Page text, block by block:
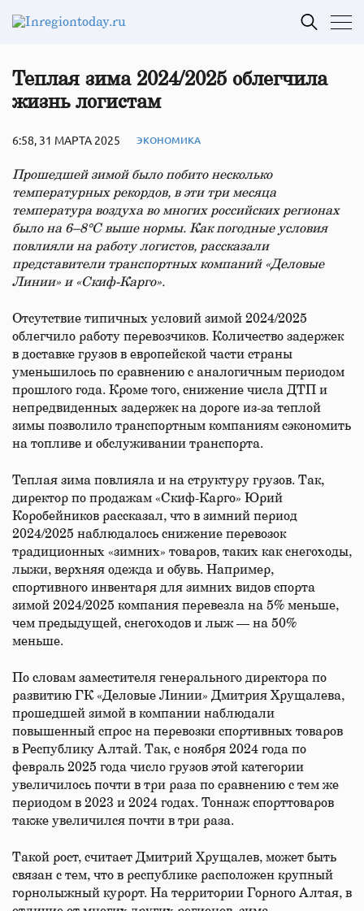
Теплая зима 2024/2025 облегчила
жизнь логистам
6:58, 31 МАРТА 2025 ЭКОНОМИКА
Прошедшей зимой было побито несколько
температурных рекордов, в эти три месяца
температура воздуха во многих российских регионах
было на 6–8°C выше нормы. Как погодные условия
повлияли на работу логистов, рассказали
представители транспортных компаний «Деловые
Линии» и «Скиф-Карго».
Отсутствие типичных условий зимой 2024/2025
облегчило работу перевозчиков. Количество задержек
в доставке грузов в европейской части страны
уменьшилось по сравнению с аналогичным периодом
прошлого года. Кроме того, снижение числа ДТП и
непредвиденных задержек на дороге из-за теплой
зимы позволило транспортным компаниям сэкономить
на топливе и обслуживании транспорта.
Теплая зима повлияла и на структуру грузов. Так,
директор по продажам «Скиф-Карго» Юрий
Коробейников рассказал, что в зимний период
2024/2025 наблюдалось снижение перевозок
традиционных «зимних» товаров, таких как снегоходы,
лыжи, верхняя одежда и обувь. Например,
спортивного инвентаря для зимних видов спорта
зимой 2024/2025 компания перевезла на 5% меньше,
чем предыдущей, снегоходов и лыж — на 50%
меньше.
По словам заместителя генерального директора по
развитию ГК «Деловые Линии» Дмитрия Хрущалева,
прошедшей зимой в компании наблюдали
повышенный спрос на перевозки спортивных товаров
в Республику Алтай. Так, с ноября 2024 года по
февраль 2025 года число грузов этой категории
увеличилось почти в три раза по сравнению с тем же
периодом в 2023 и 2024 годах. Тоннаж спорттоваров
также увеличился почти в три раза.
Такой рост, считает Дмитрий Хрущалев, может быть
связан с тем, что в республике расположен крупный
горнолыжный курорт. На территории Горного Алтая, в